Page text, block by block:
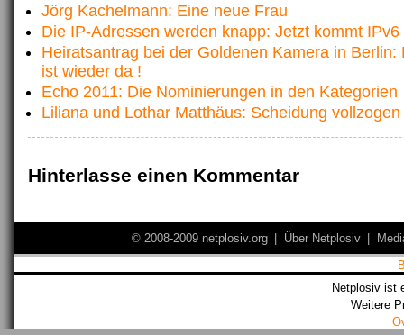
Jörg Kachelmann: Eine neue Frau
Die IP-Adressen werden knapp: Jetzt kommt IPv6
Heiratsantrag bei der Goldenen Kamera in Berlin:
ist wieder da !
Echo 2011: Die Nominierungen in den Kategorien
Liliana und Lothar Matthäus: Scheidung vollzogen
Hinterlasse einen Kommentar
© 2008-2009 netplosiv.org Über Netplosiv
Netplosiv ist
Weitere